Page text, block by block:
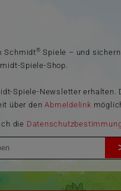
Schmidt® Spiele – und
Spiele-Shop.
Spiele-Newsletter erhalten.
über denAbmeldelink
die